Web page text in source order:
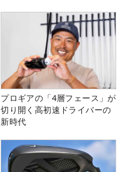
プロギアの「4層フェース」が
切り開く高初速ドライバーの
新時代